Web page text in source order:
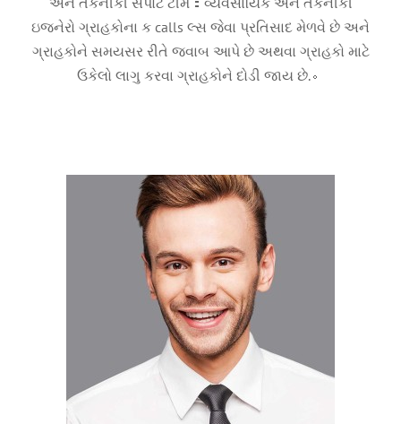
ઇજનેરો ગ્રાહકોના ક calls લ્સ જેવા પ્રતિસાદ મેળવે છે અને
ગ્રાહકોને સમયસર રીતે જવાબ આપે છે અથવા ગ્રાહકો માટે
ઉકેલો લાગુ કરવા ગ્રાહકોને દોડી જાય છે.。